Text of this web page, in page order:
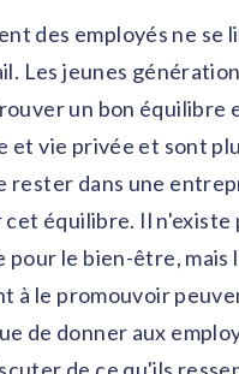
des employés ne se
Les jeunes
un bon équilibre
et vie privée et sont
rester dans une
équilibre. Il n'existe
pour le bien-être, mais
à le promouvoir
de donner aux